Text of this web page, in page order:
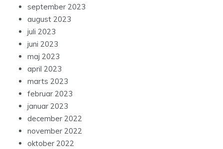
september 2023
august 2023
juli 2023
juni 2023
maj 2023
april 2023
marts 2023
februar 2023
januar 2023
december 2022
november 2022
oktober 2022